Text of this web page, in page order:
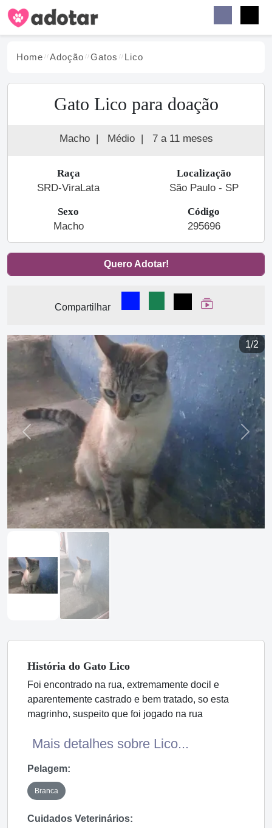
Home Adoção Gatos Lico
Gato Lico para doação
Macho | Médio | 7 a 11 meses
Raça
SRD-ViraLata
Localização
São Paulo - SP
Sexo
Macho
Código
295696
Quero Adotar!
Compartilhar
Compartilhar no Facebook
Compartilhar no
Compartilhar
Ver Web Story
1/2
Previous Next
História do Gato Lico
Foi encontrado na rua, extremamente docil e
aparentemente castrado e bem tratado, so esta
magrinho, suspeito que foi jogado na rua
Mais detalhes sobre Lico...
Pelagem:
Branca
Cuidados Veterinários: